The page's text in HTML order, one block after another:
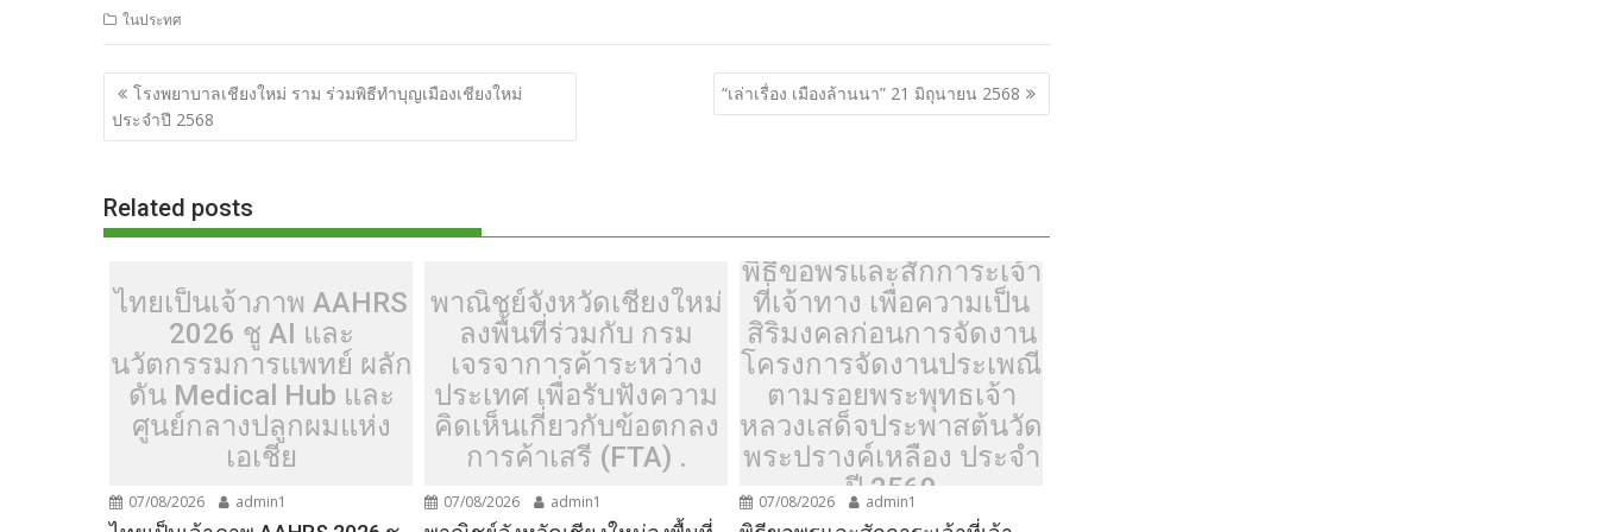
e
b
o
o
k
itt
er
d
di
t
e g
g
er
m
bl
r
er
e
st
p
y
Li
n
ar
e
ในประทศ
แนะแนว
เรื่อง
โรงพยาบาลเชียงใหม่ ราม ร่วมพิธีทำบุญเมืองเชียงใหม่
ประจำปี 2568
“เล่าเรื่อง เมืองล้านนา” 21 มิถุนายน 2568
Related posts
ไทยเป็นเจ้าภาพ AAHRS
2026 ชู AI และ
นวัตกรรมการแพทย์ ผลัก
ดัน Medical Hub และ
ศูนย์กลางปลูกผมแห่ง
เอเชีย
07/08/2026 admin1
พาณิชย์จังหวัดเชียงใหม่
ลงพื้นที่ร่วมกับ กรม
เจรจาการค้าระหว่าง
ประเทศ เพื่อรับฟังความ
คิดเห็นเกี่ยวกับข้อตกลง
การค้าเสรี (FTA) .
07/08/2026 admin1
พิธีขอพรและสักการะเจ้า
ที่เจ้าทาง เพื่อความเป็น
สิริมงคลก่อนการจัดงาน
โครงการจัดงานประเพณี
ตามรอยพระพุทธเจ้า
หลวงเสด็จประพาสต้นวัด
พระปรางค์เหลือง ประจำ
ปี 2569
07/08/2026 admin1